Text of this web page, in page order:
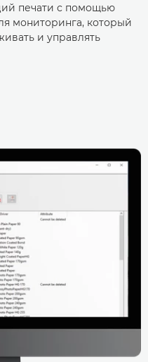
печати с помощью
мониторинга, который
и управлять